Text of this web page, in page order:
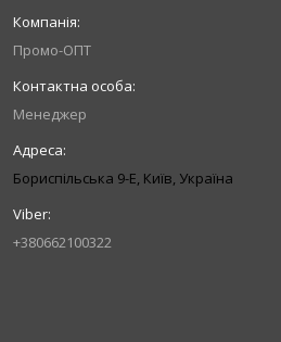
Промо-ОПТ
Менеджер
Бориспільська 9-Е, Київ, Україна
+380662100322